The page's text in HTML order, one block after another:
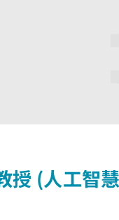
授 (人工智